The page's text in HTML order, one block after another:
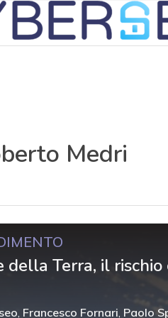
Medri
della Terra, il
, Francesco Fornari, Paolo